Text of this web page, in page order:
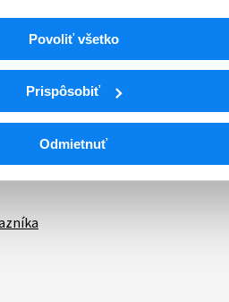
Povoliť všetko
Prispôsobiť
Odmietnuť